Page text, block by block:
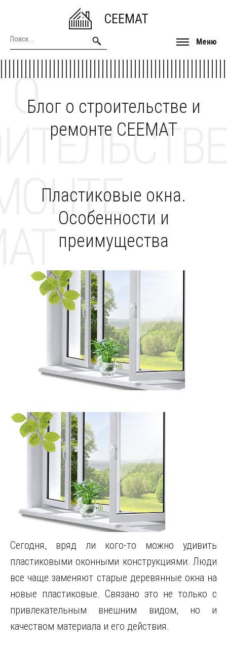
CEEMAT
Меню
Блог о строительстве и
ремонте CEEMAT
О
Пластиковые окна.
Особенности и
преимущества
Сегодня, вряд ли кого-то можно удивить
пластиковыми оконными конструкциями. Люди
все чаще заменяют старые деревянные окна на
новые пластиковые. Связано это не только с
привлекательным внешним видом, но и
качеством материала и его действия.